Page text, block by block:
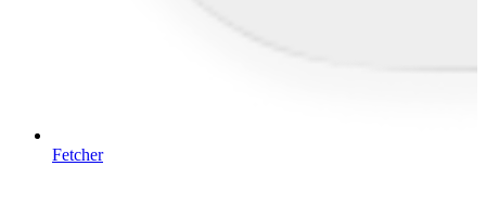
Fetcher